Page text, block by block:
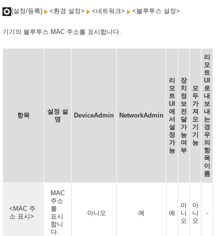
(설정/등록) <환경 설정> <네트워크> <블루투스 설정>
기기의 블루투스 MAC 주소를 표시합니다.
항목
설정 설
명
DeviceAdmin NetworkAdmin
리
모
트
UI
에
서
설
정
가
능
장
치
정
보
전
달
가
능
여
부
모
두
가
져
오
기
기
능
리
모
트
UI
로
내
보
내
는
경
우
의
항
목
이
름
<MAC 주
소 표시>
MAC
주소
를
표시
합니
다.
아니오 예 예
아
니
오
아
니
오
-